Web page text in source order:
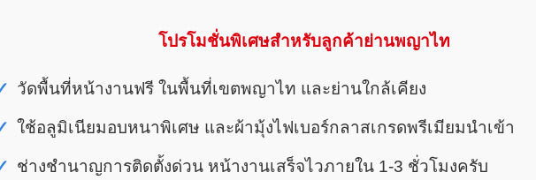
โปรโมชั่นพิเศษสำหรับลูกค้าย่านพญาไท
วัดพื้นที่หน้างานฟรี ในพื้นที่เขตพญาไท และย่านใกล้เคียง
ใช้อลูมิเนียมอบหนาพิเศษ และผ้ามุ้งไฟเบอร์กลาสเกรดพรีเมียมนำเข้า
ช่างชำนาญการติดตั้งด่วน หน้างานเสร็จไวภายใน 1-3 ชั่วโมงครับ